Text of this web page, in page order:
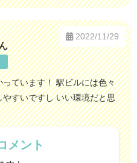
2022/11/29
ています！ 駅ビルには色々
すいですし いい環境だと思
メント